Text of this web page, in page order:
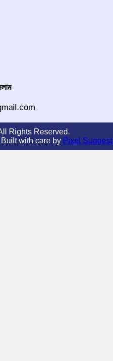
Rights Reserved.
Built with care by Pixel Suggest